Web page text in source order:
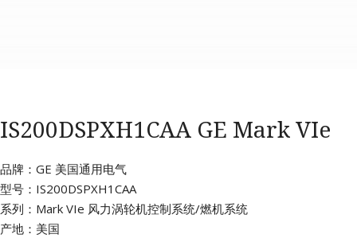
IS200DSPXH1CAA GE Mark VIe
品牌：GE 美国通用电气
型号：IS200DSPXH1CAA
系列：Mark VIe 风力涡轮机控制系统/燃机系统
产地：美国